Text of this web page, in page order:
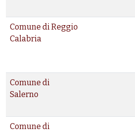
Comune di Reggio
Calabria
Comune di
Salerno
Comune di